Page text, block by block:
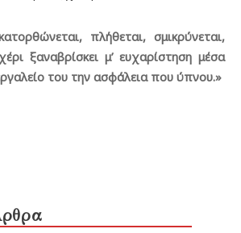
πλήθεται, σμικρύνεται,
ξαναβρίσκει μ’ ευχαρίστηση μέσα
του την ασφάλεια που ύπνου.»